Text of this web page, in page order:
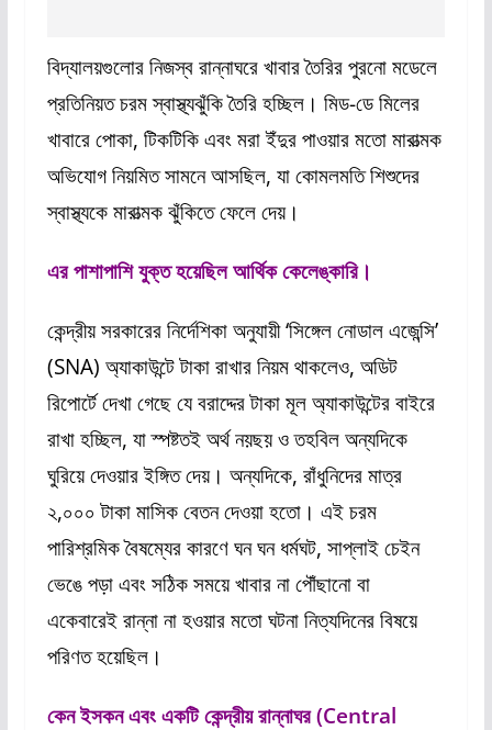
বিদ্যালয়গুলোর নিজস্ব রান্নাঘরে খাবার তৈরির পুরনো মডেলে
প্রতিনিয়ত চরম স্বাস্থ্যঝুঁকি তৈরি হচ্ছিল। মিড-ডে মিলের
খাবারে পোকা, টিকটিকি এবং মরা ইঁদুর পাওয়ার মতো মারাত্মক
অভিযোগ নিয়মিত সামনে আসছিল, যা কোমলমতি শিশুদের
স্বাস্থ্যকে মারাত্মক ঝুঁকিতে ফেলে দেয়।
এর পাশাপাশি যুক্ত হয়েছিল আর্থিক কেলেঙ্কারি।
কেন্দ্রীয় সরকারের নির্দেশিকা অনুযায়ী ‘সিঙ্গেল নোডাল এজেন্সি’
(SNA) অ্যাকাউন্টে টাকা রাখার নিয়ম থাকলেও, অডিট
রিপোর্টে দেখা গেছে যে বরাদ্দের টাকা মূল অ্যাকাউন্টের বাইরে
রাখা হচ্ছিল, যা স্পষ্টতই অর্থ নয়ছয় ও তহবিল অন্যদিকে
ঘুরিয়ে দেওয়ার ইঙ্গিত দেয়। অন্যদিকে, রাঁধুনিদের মাত্র
২,০০০ টাকা মাসিক বেতন দেওয়া হতো। এই চরম
পারিশ্রমিক বৈষম্যের কারণে ঘন ঘন ধর্মঘট, সাপ্লাই চেইন
ভেঙে পড়া এবং সঠিক সময়ে খাবার না পৌঁছানো বা
একেবারেই রান্না না হওয়ার মতো ঘটনা নিত্যদিনের বিষয়ে
পরিণত হয়েছিল।
কেন ইসকন এবং একটি কেন্দ্রীয় রান্নাঘর (Central